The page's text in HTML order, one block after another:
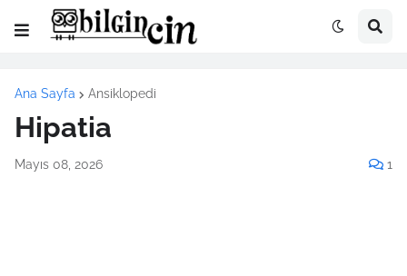
Ana Sayfa Ansiklopedi
Hipatia
Mayıs 08, 2026 1